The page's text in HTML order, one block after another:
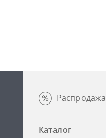
Распродажа
Каталог